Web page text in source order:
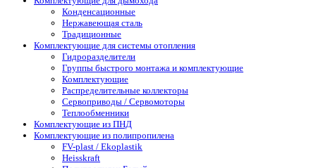
Конденсационные
Нержавеющая сталь
Традиционные
Комплектующие для системы отопления
Гидроразделители
Группы быстрого монтажа и комплектующие
Комплектующие
Распределительные коллекторы
Сервоприводы / Сервомоторы
Теплообменники
Комплектующие из ПНД
Комплектующие из полипропилена
FV-plast / Ekoplastik
Heisskraft